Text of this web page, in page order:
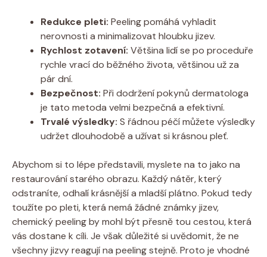
Redukce pleti: Peeling pomáhá vyhladit
nerovnosti a minimalizovat hloubku jizev.
Rychlost zotavení: Většina lidí se po proceduře
rychle vrací do běžného života, většinou už za
pár dní.
Bezpečnost: Při dodržení pokynů dermatologa
je tato metoda velmi bezpečná a efektivní.
Trvalé výsledky: S řádnou péčí můžete výsledky
udržet dlouhodobě a užívat si krásnou pleť.
Abychom si to lépe představili, myslete na to jako na
restaurování starého obrazu. Každý nátěr, který
odstraníte, odhalí krásnější a mladší plátno. Pokud tedy
toužíte po pleti, která nemá žádné známky jizev,
chemický peeling by mohl být přesně tou cestou, která
vás dostane k cíli. Je však důležité si uvědomit, že ne
všechny jizvy reagují na peeling stejně. Proto je vhodné